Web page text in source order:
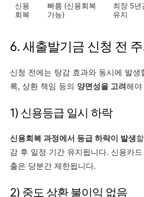
신용
회복
빠름 (신용회복
가능)
최장 5년
유지
6. 새출발기금 신청 전
신청 전에는 탕감 효과와 동시에 발생
록, 상환 책임 등의 양면성을 고려해야
1) 신용등급 일시 하락
신용회복 과정에서 등급 하락이 발생
감 후 일정 기간 유지됩니다. 신용카
출은 당분간 제한됩니다.
2) 중도 상환 불이익 없음